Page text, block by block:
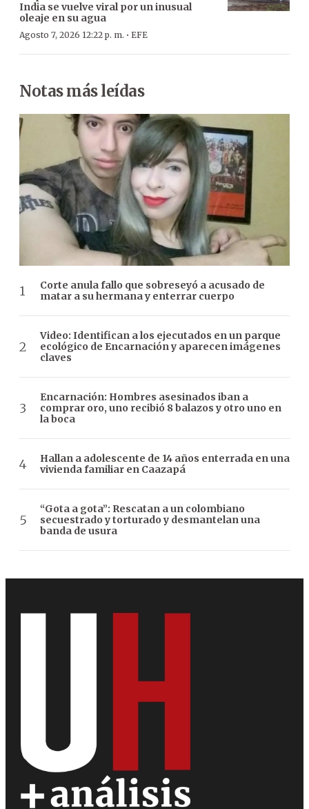
India se vuelve viral por un inusual
oleaje en su agua
Agosto 7, 2026 12:22 p. m. · EFE
Notas más leídas
Corte anula fallo que sobreseyó a acusado de
matar a su hermana y enterrar cuerpo
Video: Identifican a los ejecutados en un parque
ecológico de Encarnación y aparecen imágenes
claves
Encarnación: Hombres asesinados iban a
comprar oro, uno recibió 8 balazos y otro uno en
la boca
Hallan a adolescente de 14 años enterrada en una
vivienda familiar en Caazapá
“Gota a gota”: Rescatan a un colombiano
secuestrado y torturado y desmantelan una
banda de usura